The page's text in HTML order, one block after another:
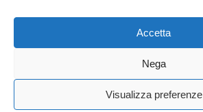
Accetta
Nega
Visualizza preferenze
About